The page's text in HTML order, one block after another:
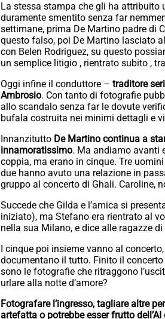
La stessa stampa che gli ha attribuito
duramente smentito senza far
settimane, prima De Martino padre di
questo falso, poi De Martino lasciato
con Belen Rodriguez, su questo
un semplice litigio , rientrato subito ,
Oggi infine il conduttore – traditore
Ambrosio. Con tanto di fotografie
allo scandalo senza far le dovute
bufala costruita nei minimi dettagli e
Innanzitutto De Martino continua a
innamoratissimo. Ma andiamo avanti
coppia, ma erano in cinque. Tre
due hanno avuto una relazione in
gruppo al concerto di Ghali. Caroline,
Succede che Gilda e l’amica si
iniziato), ma Stefano era rientrato al
nella sua Milano, e dice alle ragazze
I cinque poi insieme vanno al
documentano il tutto. Finito il concerto
sono le fotografie che ritraggono
urlare alla notte d’amore?
Fotografare l’ingresso, tagliare altre
artefatta o potrebbe esser frutto